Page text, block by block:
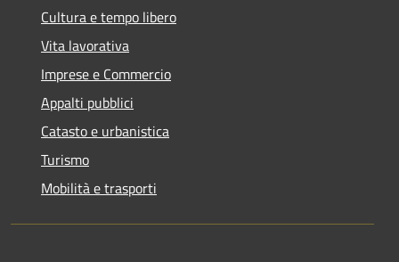
Cultura e tempo libero
Vita lavorativa
Imprese e Commercio
Appalti pubblici
Catasto e urbanistica
Turismo
Mobilità e trasporti